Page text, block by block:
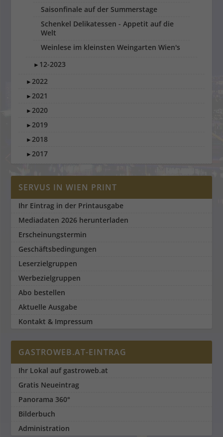
Saisonfinale auf der Summerstage
Schenkel Delikatessen - Appetit auf die
Welt
Weinlese im kleinsten Weingarten Wien's
► 12-2023
►2022
►2021
►2020
►2019
►2018
►2017
SERVUS IN WIEN PRINT
Ihr Eintrag in der Printausgabe
Mediadaten 2026 herunterladen
Erscheinungstermin
Geschäftsbedingungen
Leserzielgruppen
Werbezielgruppen
Abo bestellen
Aktuelle Ausgabe
Kontakt & Impressum
GASTROWEB.AT-EINTRAG
Ihr Lokal auf gastroweb.at
Gratis Neueintrag
Panorama 360°
Bilderbuch
Administration